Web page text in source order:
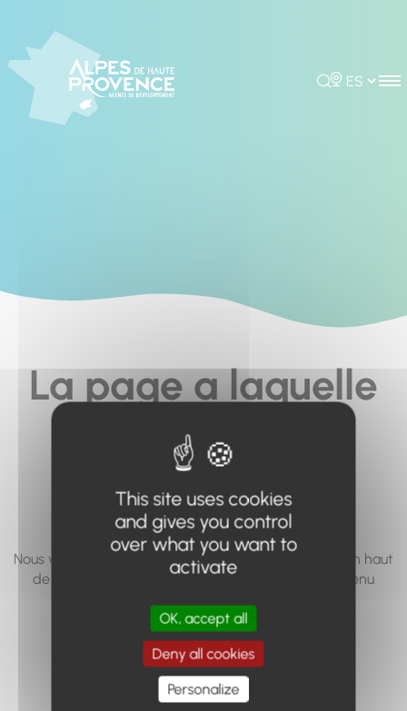
Rechercher
Choisir la
La page a laquelle
vous cherchez à
accéder n'existe
pas... ou plus.
Nous vous invitons à utiliser le moteur de recherche en haut
de page, ou à utiliser le menu pour trouver le contenu
Retour à l'accueil
This site uses cookies
and gives you control
over what you want to
activate
OK, accept all
Deny all cookies
Personalize